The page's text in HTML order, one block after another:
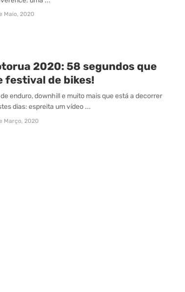
Maio, 2020
2020: 58 segundos que
festival de bikes!
enduro, downhill e muito mais que está a decorrer
dias: espreita um vídeo ...
Março, 2020